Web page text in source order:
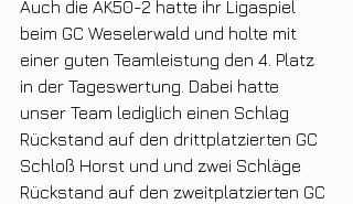
Auch die AK50-2 hatte ihr Ligaspiel
beim GC Weselerwald und holte mit
einer guten Teamleistung den 4. Platz
in der Tageswertung. Dabei hatte
unser Team lediglich einen Schlag
Rückstand auf den drittplatzierten GC
Schloß Horst und und zwei Schläge
Rückstand auf den zweitplatzierten GC